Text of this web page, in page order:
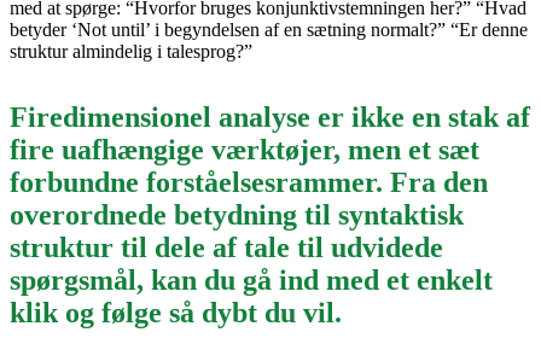
med at spørge: “Hvorfor bruges konjunktivstemningen her?” “Hvad
betyder ‘Not until’ i begyndelsen af ​​en sætning normalt?” “Er denne
struktur almindelig i talesprog?”
Firedimensionel analyse er ikke en stak af
fire uafhængige værktøjer, men et sæt
forbundne forståelsesrammer. Fra den
overordnede betydning til syntaktisk
struktur til dele af tale til udvidede
spørgsmål, kan du gå ind med et enkelt
klik og følge så dybt du vil.